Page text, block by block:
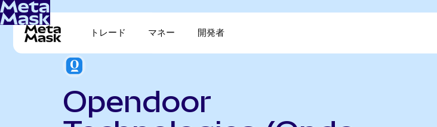
トレード マネー 開発者
Opendoor